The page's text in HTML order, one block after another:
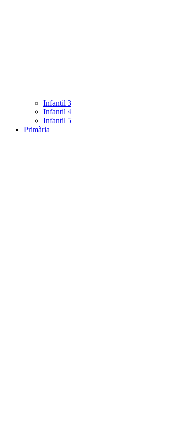
Infantil 3
Infantil 4
Infantil 5
Primària